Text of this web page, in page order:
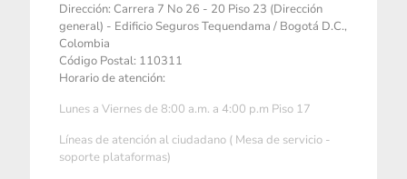
Dirección: Carrera 7 No 26 - 20 Piso 23 (Dirección
general) - Edificio Seguros Tequendama / Bogotá D.C.,
Colombia
Código Postal: 110311
Horario de atención:
Lunes a Viernes de 8:00 a.m. a 4:00 p.m Piso 17
Líneas de atención al ciudadano ( Mesa de servicio -
soporte plataformas)